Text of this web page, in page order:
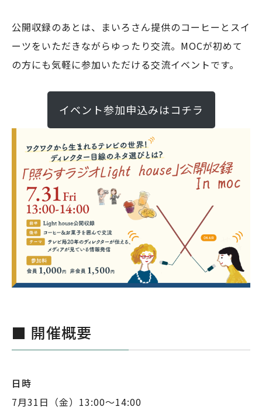
公開収録のあとは、まいろさん提供のコーヒーとスイ
ーツをいただきながらゆったり交流。MOCが初めて
の方にも気軽に参加いただける交流イベントです。
イベント参加申込みはコチラ
■ 開催概要
日時
7月31日（金）13:00〜14:00